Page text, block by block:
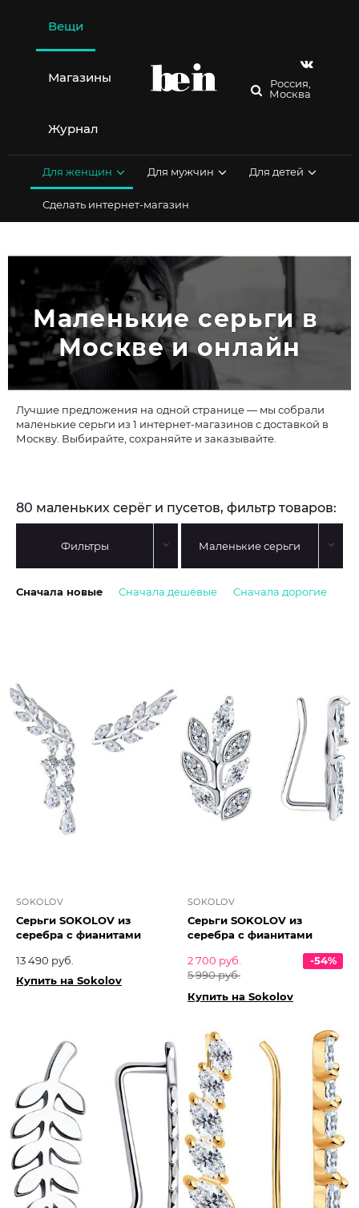
содержимому
Вещи
Магазины
Журнал
Россия,
Москва
Для женщин Для мужчин Для детей
Сделать интернет-магазин
Маленькие серьги в
Москве и онлайн
Лучшие предложения на одной странице — мы собрали
маленькие серьги из 1 интернет-магазинов с доставкой в
Москву. Выбирайте, сохраняйте и заказывайте.
80 маленьких серёг и пусетов, фильтр товаров:
Фильтры Маленькие серьги
Сначала новые Сначала дешёвые Сначала дорогие
SOKOLOV
Серьги SOKOLOV из
серебра с фианитами
13 490 руб.
Купить на Sokolov
SOKOLOV
Серьги SOKOLOV из
серебра с фианитами
2 700 руб.
5 990 руб.
-54%
Купить на Sokolov